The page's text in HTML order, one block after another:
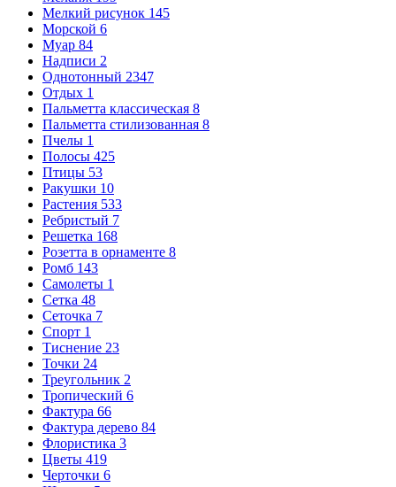
Мелкий рисунок 145
Морской 6
Муар 84
Надписи 2
Однотонный 2347
Отдых 1
Пальметта классическая 8
Пальметта стилизованная 8
Пчелы 1
Полосы 425
Птицы 53
Ракушки 10
Растения 533
Ребристый 7
Решетка 168
Розетта в орнаменте 8
Ромб 143
Самолеты 1
Сетка 48
Сеточка 7
Спорт 1
Тиснение 23
Точки 24
Треугольник 2
Тропический 6
Фактура 66
Фактура дерево 84
Флористика 3
Цветы 419
Черточки 6